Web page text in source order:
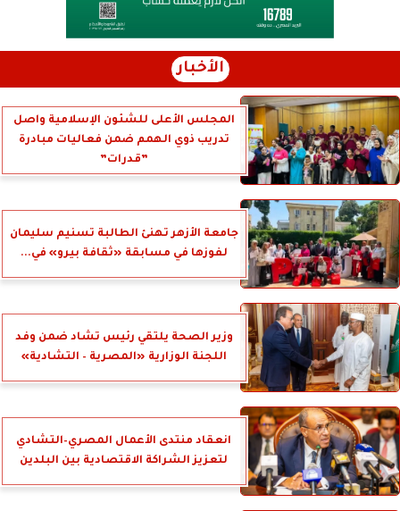
الأخبار
المجلس الأعلى للشئون الإسلامية واصل
تدريب ذوي الهمم ضمن فعاليات مبادرة
”قدرات”
جامعة الأزهر تهنئ الطالبة تسنيم سليمان
لفوزها في مسابقة «ثقافة بيرو» في...
وزير الصحة يلتقي رئيس تشاد ضمن وفد
اللجنة الوزارية «المصرية – التشادية»
انعقاد منتدى الأعمال المصري–التشادي
لتعزيز الشراكة الاقتصادية بين البلدين